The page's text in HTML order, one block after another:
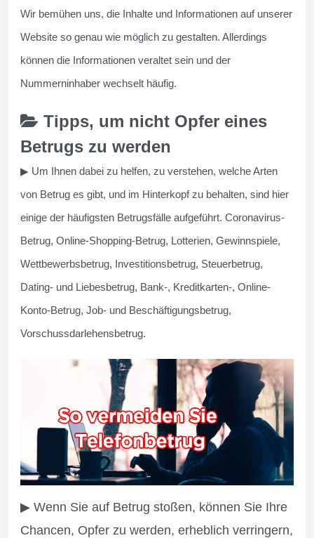
Wir bemühen uns, die Inhalte und Informationen auf unserer
Website so genau wie möglich zu gestalten. Allerdings
können die Informationen veraltet sein und der
Nummerninhaber wechselt häufig.
Tipps, um nicht Opfer eines
Betrugs zu werden
▶ Um Ihnen dabei zu helfen, zu verstehen, welche Arten
von Betrug es gibt, und im Hinterkopf zu behalten, sind hier
einige der häufigsten Betrugsfälle aufgeführt. Coronavirus-
Betrug, Online-Shopping-Betrug, Lotterien, Gewinnspiele,
Wettbewerbsbetrug, Investitionsbetrug, Steuerbetrug,
Dating- und Liebesbetrug, Bank-, Kreditkarten-, Online-
Konto-Betrug, Job- und Beschäftigungsbetrug,
Vorschussdarlehensbetrug.
▶ Wenn Sie auf Betrug stoßen, können Sie Ihre
Chancen, Opfer zu werden, erheblich verringern,